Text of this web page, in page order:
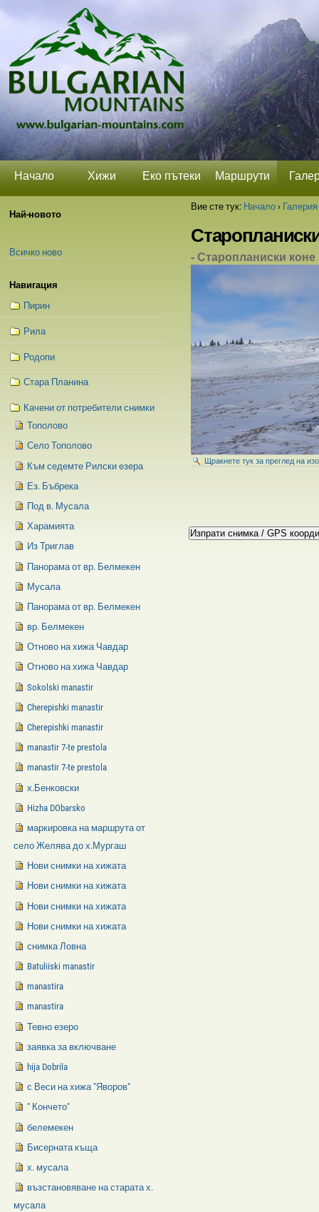
Начало Хижи Еко пътеки Маршрути
Вие сте тук: Начало › Галерия
- Старопланиски коне
Щракнете тук за преглед на
Най-новото
Всичко ново
Навигация
Пирин
Рила
Родопи
Стара Планина
Качени от потребители снимки
Тополово
Село Тополово
Към седемте Рилски езера
Ез. Бъбрека
Под в. Мусала
Харамията
Из Триглав
Панорама от вр. Белмекен
Мусала
Панорама от вр. Белмекен
вр. Белмекен
Отново на хижа Чавдар
Отново на хижа Чавдар
Sokolski manastir
Cherepishki manastir
Cherepishki manastir
manastir 7-te prestola
manastir 7-te prestola
х.Бенковски
Hizha DObarsko
маркировка на маршрута от
село Желява до х.Мургаш
Нови снимки на хижата
Нови снимки на хижата
Нови снимки на хижата
Нови снимки на хижата
снимка Ловна
Batuliiski manastir
manastira
manastira
Тевно езеро
заявка за включване
hija Dobrila
с Веси на хижа "Яворов"
" Кончето"
белемекен
Бисерната къща
х. мусала
възстановяване на старата х.
мусала